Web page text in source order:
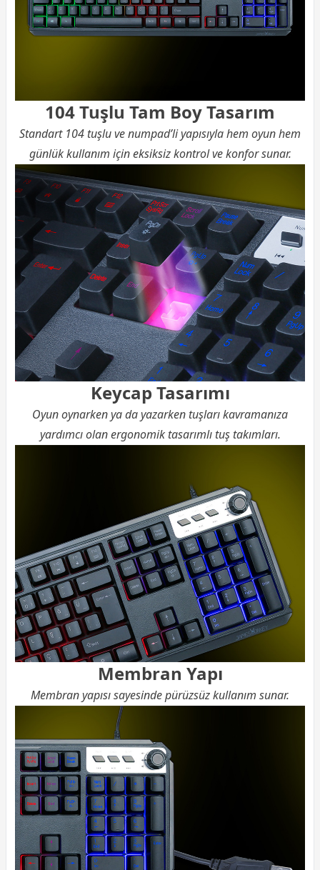
104 Tuşlu Tam Boy Tasarım
Standart 104 tuşlu ve numpad’li yapısıyla hem oyun hem
günlük kullanım için eksiksiz kontrol ve konfor sunar.
Keycap Tasarımı
Oyun oynarken ya da yazarken tuşları kavramanıza
yardımcı olan ergonomik tasarımlı tuş takımları.
Membran Yapı
Membran yapısı sayesinde pürüzsüz kullanım sunar.